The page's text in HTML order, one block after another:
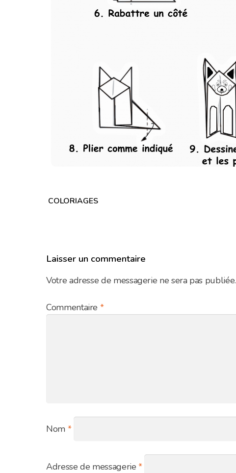
Navigation
COLORIAGES
Laisser un commentaire
Votre adresse de messagerie ne sera pas publiée.
Commentaire *
Nom *
Adresse de messagerie*